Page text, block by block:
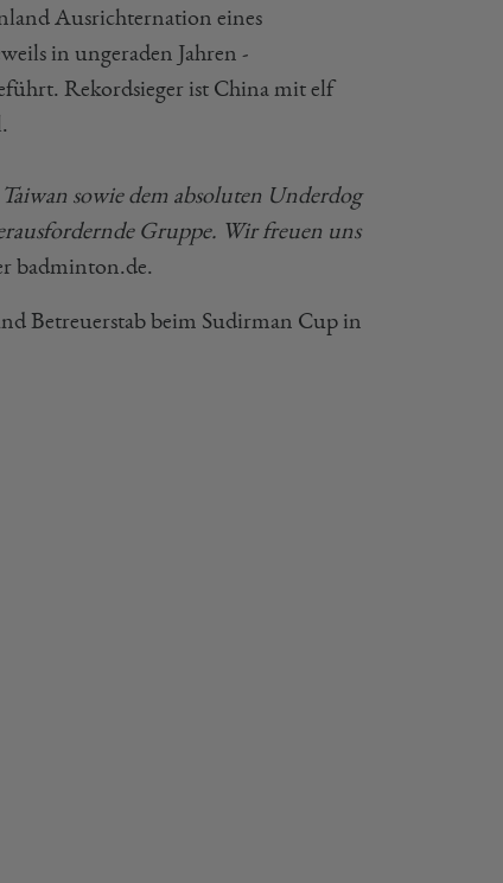
Ausrichternation eines
in ungeraden Jahren -
Rekordsieger ist China mit elf
sowie dem absoluten Underdog
Gruppe. Wir freuen uns
badminton.de.
Betreuerstab beim Sudirman Cup in